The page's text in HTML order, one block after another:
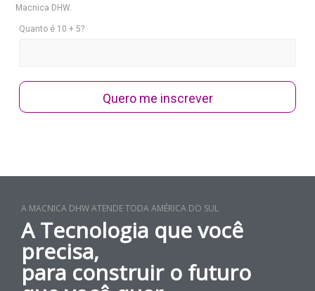
Macnica DHW.
Quanto é 10 + 5?
Quero me inscrever
A MACNICA DHW ATENDE TODA AMÉRICA DO SUL
A Tecnologia que você
precisa,
para construir o futuro